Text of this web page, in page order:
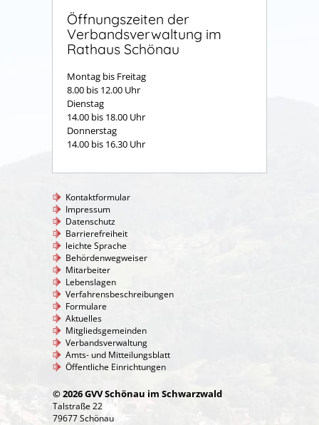
Öffnungszeiten der
Verbandsverwaltung im
Rathaus Schönau
Montag bis Freitag
8.00 bis 12.00 Uhr
Dienstag
14.00 bis 18.00 Uhr
Donnerstag
14.00 bis 16.30 Uhr
Kontaktformular
Impressum
Datenschutz
Barrierefreiheit
leichte Sprache
Behördenwegweiser
Mitarbeiter
Lebenslagen
Verfahrensbeschreibungen
Formulare
Aktuelles
Mitgliedsgemeinden
Verbandsverwaltung
Amts- und Mitteilungsblatt
Öffentliche Einrichtungen
© 2026 GVV Schönau im Schwarzwald
Talstraße 22
79677 Schönau